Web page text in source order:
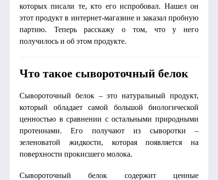
которых писали те, кто его испробовал. Нашел он
этот продукт в интернет-магазине и заказал пробную
партию. Теперь расскажу о том, что у него
получилось и об этом продукте.
Что такое сывороточный белок
Сывороточный белок – это натуральный продукт,
который обладает самой большой биологической
ценностью в сравнении с остальными природными
протеинами. Его получают из сыворотки –
зеленоватой жидкости, которая появляется на
поверхности прокисшего молока.
Сывороточный белок содержит ценные